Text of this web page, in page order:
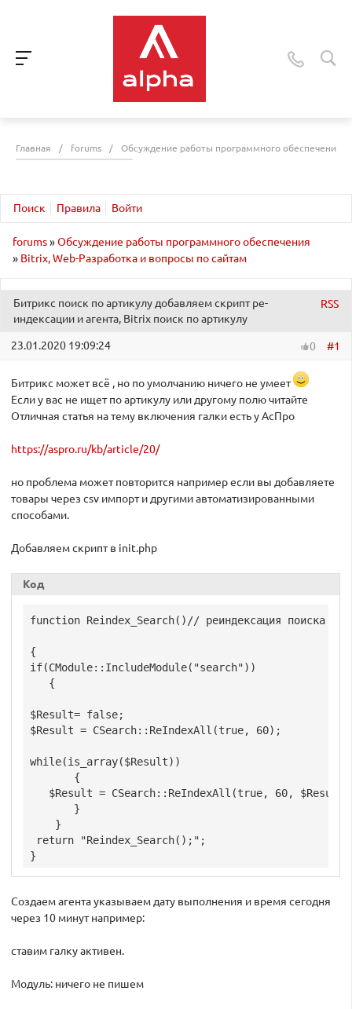
Главная / forums / Обсуждение работы программного обеспечения
Поиск Правила Войти
forums »Обсуждение работы программного обеспечения
» Bitrix, Web-Разработка и вопросы по сайтам
RSS
Битрикс поиск по артикулу добавляем скрипт ре-
индексации и агента, Bitrix поиск по артикулу
#1
0
23.01.2020 19:09:24
Битрикс может всё , но по умолчанию ничего не умеет
Если у вас не ищет по артикулу или другому полю читайте
Отличная статья на тему включения галки есть у АсПро
https://aspro.ru/kb/article/20/
но проблема может повторится например если вы добавляете
товары через csv импорт и другими автоматизированными
способами.
Добавляем скрипт в init.php
Код
function Reindex_Search()// реиндексация поиска
{
if(CModule::IncludeModule("search"))
{
$Result= false;
$Result = CSearch::ReIndexAll(true, 60);
while(is_array($Result))
{
$Result = CSearch::ReIndexAll(true, 60,
}
}
return "Reindex_Search();";
Создаем агента указываем дату выполнения и время сегодня
через 10 минут например:
ставим галку активен.
Модуль: ничего не пишем